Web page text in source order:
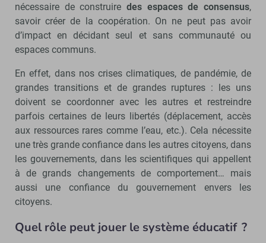
nécessaire de construire des espaces de consensus,
savoir créer de la coopération. On ne peut pas avoir
d’impact en décidant seul et sans communauté ou
espaces communs.
En effet, dans nos crises climatiques, de pandémie, de
grandes transitions et de grandes ruptures : les uns
doivent se coordonner avec les autres et restreindre
parfois certaines de leurs libertés (déplacement, accès
aux ressources rares comme l’eau, etc.). Cela nécessite
une très grande confiance dans les autres citoyens, dans
les gouvernements, dans les scientifiques qui appellent
à de grands changements de comportement… mais
aussi une confiance du gouvernement envers les
citoyens.
Quel rôle peut jouer le système éducatif ?